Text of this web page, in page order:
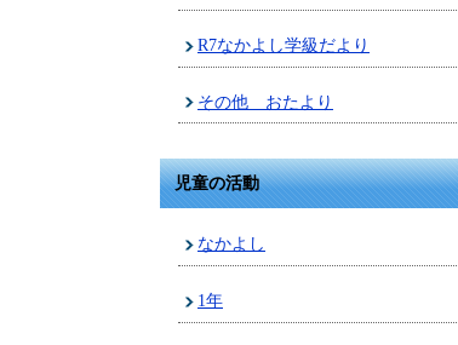
R7なかよし学級だより
その他 おたより
児童の活動
なかよし
1年